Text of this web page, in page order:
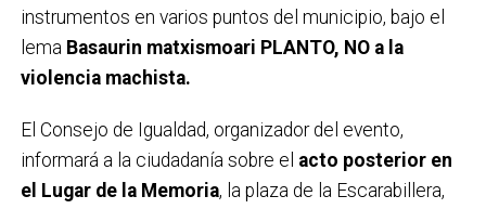
instrumentos en varios puntos del municipio, bajo el
lema Basaurin matxismoari PLANTO, NO a la
violencia machista.
El Consejo de Igualdad, organizador del evento,
informará a la ciudadanía sobre el acto posterior en
el Lugar de la Memoria, la plaza de la Escarabillera,